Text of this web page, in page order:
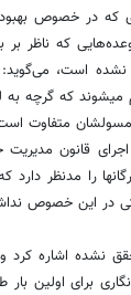
که در خصوص
که ناظر
است،
که گرچه
مسولشان متفاوت
قانون
را مدنظر دارد
در این خصوص
برای اولین بار